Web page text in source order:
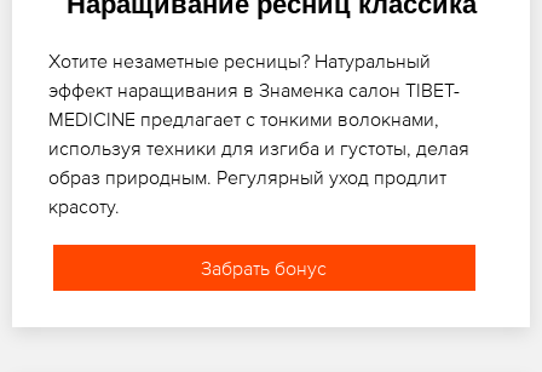
Хотите незаметные ресницы? Натуральный
эффект наращивания в Знаменка салон TIBET-
MEDICINE предлагает с тонкими волокнами,
используя техники для изгиба и густоты, делая
образ природным. Регулярный уход продлит
красоту.
Забрать бонус